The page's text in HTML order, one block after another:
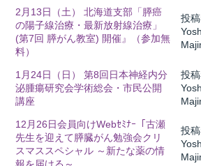
2月13日（土） 北海道支部「膵癌
の陽子線治療・最新放射線治療」
(第7回 膵がん教室) 開催』（参加無
料）
投
1月24日（日） 第8回日本神経内分
泌腫瘍研究会学術総会・市民公開
講座
投
12月26日会員向けWebｾﾐﾅｰ「古瀬
先生を迎えて膵臓がん勉強会クリ
スマススペシャル ～新たな薬の情
投